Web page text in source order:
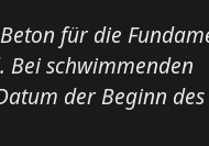
für die
Bei schwimmenden
der Beginn des